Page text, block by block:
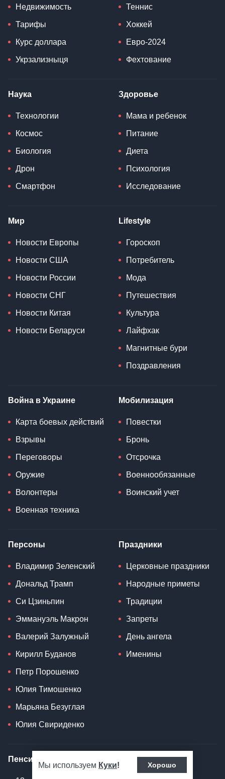
Мы используем Куки! Хорошо
Недвижимость
Тарифы
Курс доллара
Укрзализныця
Теннис
Хоккей
Евро-2024
Фехтование
Наука
Технологии
Космос
Биология
Дрон
Смартфон
Здоровье
Мама и ребенок
Питание
Диета
Психология
Исследование
Мир
Новости Европы
Новости США
Новости России
Новости СНГ
Новости Китая
Новости Беларуси
Lifestyle
Гороскоп
Потребитель
Мода
Путешествия
Культура
Лайфхак
Магнитные бури
Поздравления
Война в Украине
Карта боевых действий
Взрывы
Переговоры
Оружие
Волонтеры
Военная техника
Мобилизация
Повестки
Бронь
Отсрочка
Военнообязанные
Воинский учет
Персоны
Владимир Зеленский
Дональд Трамп
Си Цзиньпин
Эммануэль Макрон
Валерий Залужный
Кирилл Буданов
Петр Порошенко
Юлия Тимошенко
Марьяна Безуглая
Юлия Свириденко
Праздники
Церковные праздники
Народные приметы
Традиции
Запреты
День ангела
Именины
Пенсия Рецепты